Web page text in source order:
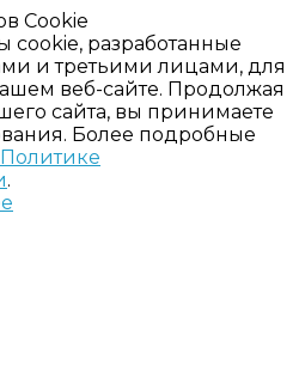
Cookie
разработанные
и третьими лицами, для
веб-сайте. Продолжая
сайта, вы принимаете
Более подробные
.